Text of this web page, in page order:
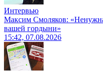
Интервью
Максим Смоляков:
вашей гордыни»
15:42, 07.08.2026